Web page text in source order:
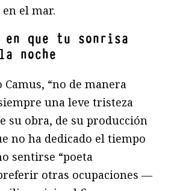
el mar.
en que tu sonrisa
noche
“no de manera
una leve tristeza
su obra, de su producción
no ha dedicado el tiempo
sentirse “poeta
otras ocupaciones —